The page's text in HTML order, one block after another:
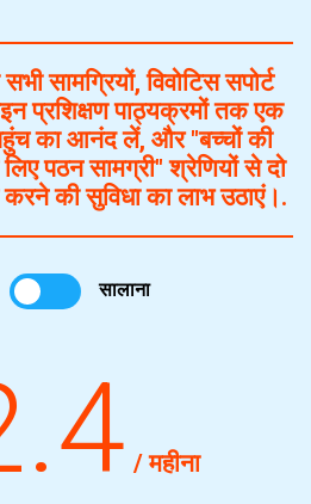
सामग्रियों, विवोटिस सपोर्ट
प्रशिक्षण पाठ्यक्रमों तक एक
का आनंद लें, और "बच्चों की
पठन सामग्री" श्रेणियों से दो
की सुविधा का लाभ उठाएं।.
सालाना
/ महीना